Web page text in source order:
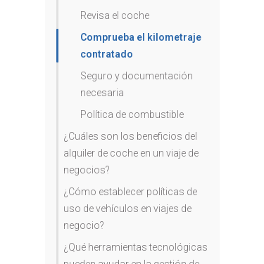
Revisa el coche
Comprueba el kilometraje
contratado
Seguro y documentación
necesaria
Política de combustible
¿Cuáles son los beneficios del
alquiler de coche en un viaje de
negocios?
¿Cómo establecer políticas de
uso de vehículos en viajes de
negocio?
¿Qué herramientas tecnológicas